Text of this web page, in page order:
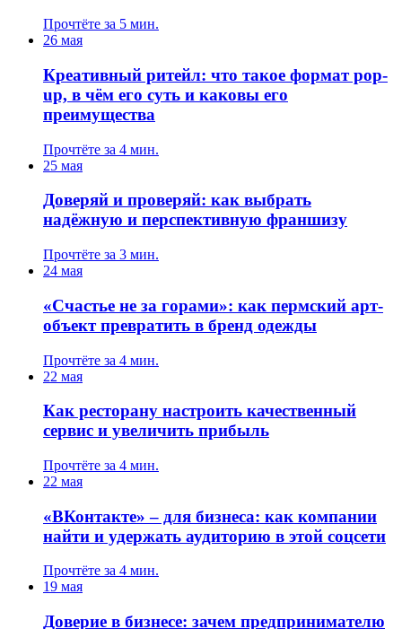
Прочтёте за 5 мин.
26 мая
Креативный ритейл: что такое формат pop-
up, в чём его суть и каковы его
преимущества
Прочтёте за 4 мин.
25 мая
Доверяй и проверяй: как выбрать
надёжную и перспективную франшизу
Прочтёте за 3 мин.
24 мая
«Счастье не за горами»: как пермский арт-
объект превратить в бренд одежды
Прочтёте за 4 мин.
22 мая
Как ресторану настроить качественный
сервис и увеличить прибыль
Прочтёте за 4 мин.
22 мая
«ВКонтакте» – для бизнеса: как компании
найти и удержать аудиторию в этой соцсети
Прочтёте за 4 мин.
19 мая
Доверие в бизнесе: зачем предпринимателю